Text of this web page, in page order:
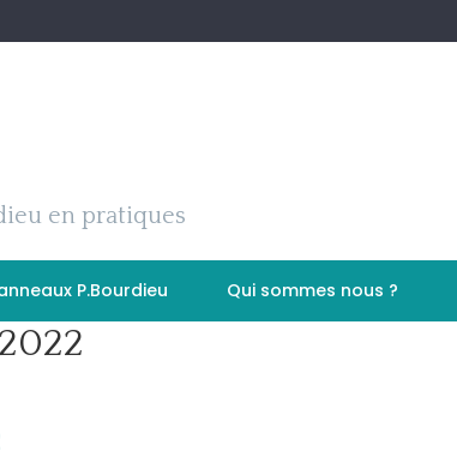
en pratiques
P.Bourdieu Qui sommes nous ?